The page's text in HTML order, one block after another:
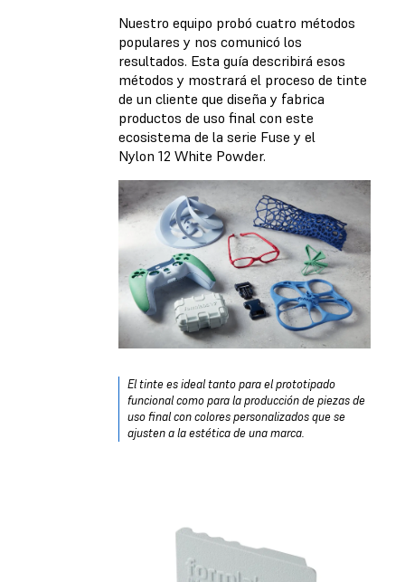
Nuestro equipo probó cuatro métodos
populares y nos comunicó los
resultados. Esta guía describirá esos
métodos y mostrará el proceso de tinte
de un cliente que diseña y fabrica
productos de uso final con este
ecosistema de la serie Fuse y el
Nylon 12 White Powder.
El tinte es ideal tanto para el prototipado
funcional como para la producción de piezas de
uso final con colores personalizados que se
ajusten a la estética de una marca.